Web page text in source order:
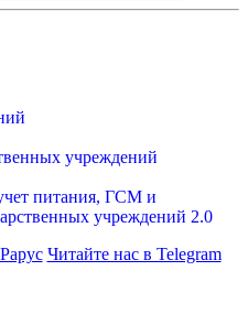
учреждений
питания, ГСМ и
учреждений 2.0
Читайте нас в Telegram